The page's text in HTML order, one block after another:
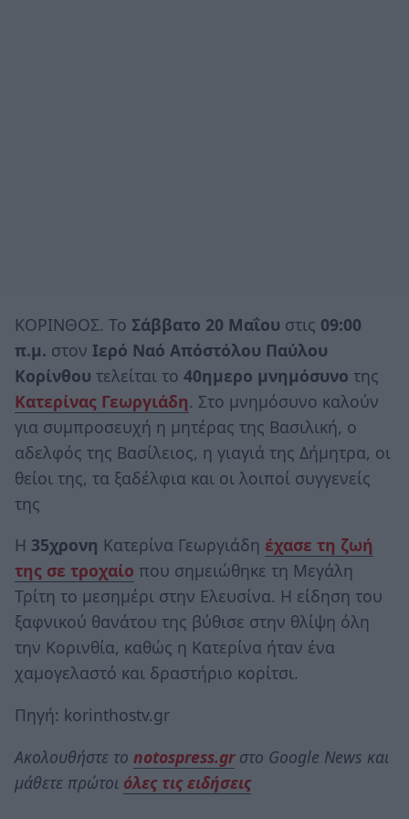
ΚΟΡΙΝΘΟΣ. Το Σάββατο 20 Μαΐου στις 09:00
π.μ. στον Ιερό Ναό Απόστόλου Παύλου
Κορίνθου τελείται το 40ημερο μνημόσυνο της
Κατερίνας Γεωργιάδη. Στο μνημόσυνο καλούν
για συμπροσευχή η μητέρας της Βασιλική, ο
αδελφός της Βασίλειος, η γιαγιά της Δήμητρα, οι
θείοι της, τα ξαδέλφια και οι λοιποί συγγενείς
της
H 35χρονη Κατερίνα Γεωργιάδη έχασε τη ζωή
της σε τροχαίο που σημειώθηκε τη Μεγάλη
Τρίτη το μεσημέρι στην Ελευσίνα. Η είδηση του
ξαφνικού θανάτου της βύθισε στην θλίψη όλη
την Κορινθία, καθώς η Κατερίνα ήταν ένα
χαμογελαστό και δραστήριο κορίτσι.
Πηγή: korinthostv.gr
Ακολουθήστε το notospress.grστο Google News και
μάθετε πρώτοι όλες τις ειδήσεις